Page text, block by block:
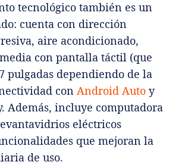
tecnológico también es un
cuenta con dirección
aire acondicionado,
con pantalla táctil (que
pulgadas dependiendo de la
con Android Auto y
Además, incluye computadora
eléctricos
que mejoran la
de uso.